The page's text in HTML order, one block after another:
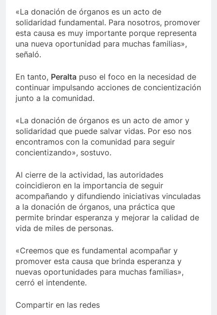
«La donación de órganos es un acto de
solidaridad fundamental. Para nosotros, promover
esta causa es muy importante porque representa
una nueva oportunidad para muchas familias»,
señaló.
En tanto, Peralta puso el foco en la necesidad de
continuar impulsando acciones de concientización
junto a la comunidad.
«La donación de órganos es un acto de amor y
solidaridad que puede salvar vidas. Por eso nos
encontramos con la comunidad para seguir
concientizando», sostuvo.
Al cierre de la actividad, las autoridades
coincidieron en la importancia de seguir
acompañando y difundiendo iniciativas vinculadas
a la donación de órganos, una práctica que
permite brindar esperanza y mejorar la calidad de
vida de miles de personas.
«Creemos que es fundamental acompañar y
promover esta causa que brinda esperanza y
nuevas oportunidades para muchas familias»,
cerró el intendente.
Compartir en las redes